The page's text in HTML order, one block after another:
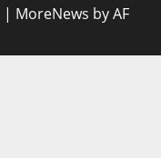
| MoreNews by AF